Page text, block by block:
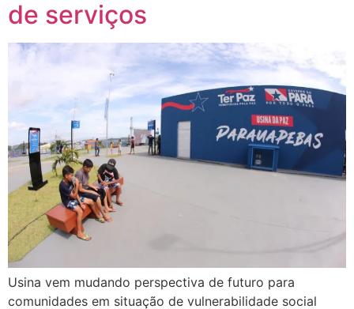
de serviços
Usina vem mudando perspectiva de futuro para
comunidades em situação de vulnerabilidade social